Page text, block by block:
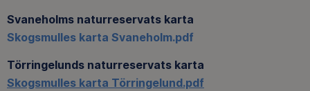
Svaneholms naturreservats karta
Skogsmulles karta Svaneholm.pdf
Törringelunds naturreservats karta
Skogsmulles karta Törringelund.pdf